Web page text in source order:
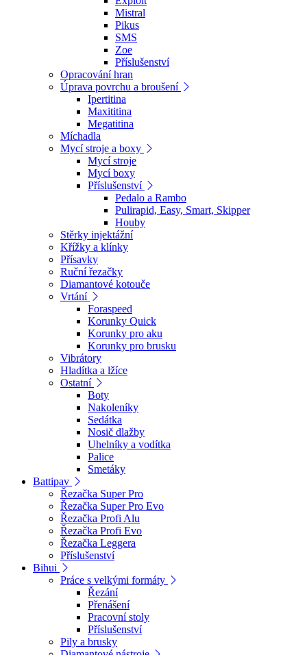
Mistral
Pikus
SMS
Zoe
Příslušenství
Opracování hran
Úprava povrchu a broušení
Ipertitina
Maxititina
Megatitina
Míchadla
Mycí stroje a boxy
Mycí stroje
Mycí boxy
Příslušenství
Pedalo a Rambo
Pulirapid, Easy, Smart, Skipper
Houby
Stěrky injektážní
Křížky a klínky
Přísavky
Ruční řezačky
Diamantové kotouče
Vrtání
Foraspeed
Korunky Quick
Korunky pro aku
Korunky pro brusku
Vibrátory
Hladítka a lžíce
Ostatní
Boty
Nakoleníky
Sedátka
Nosič dlažby
Uhelníky a vodítka
Palice
Smetáky
Battipav
Řezačka Super Pro
Řezačka Super Pro Evo
Řezačka Profi Alu
Řezačka Profi Evo
Řezačka Leggera
Příslušenství
Bihui
Práce s velkými formáty
Řezání
Přenášení
Pracovní stoly
Příslušenství
Pily a brusky